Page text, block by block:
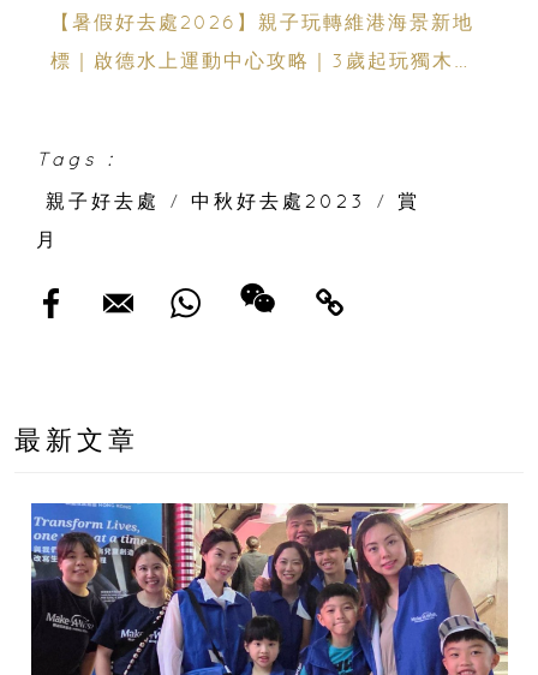
【暑假好去處2026】親子玩轉維港海景新地
標｜啟德水上運動中心攻略｜3歲起玩獨木舟
Tags :
親子好去處
/ 中秋好去處2023 /
賞
月
最新文章